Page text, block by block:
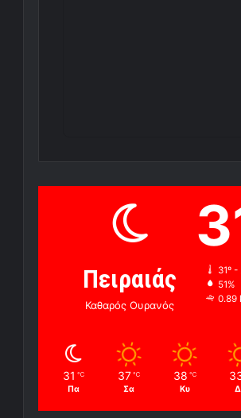
Πειραιάς
Καθαρός Ουρανός
31º -
51%
0.89
31 ℃
Πα
37 ℃
Σα
38 ℃
Κυ